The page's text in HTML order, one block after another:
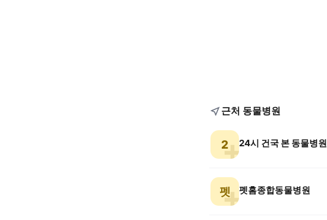
근처 동물병원
2 24시 건국 본 동물병원
펫 펫홈종합동물병원